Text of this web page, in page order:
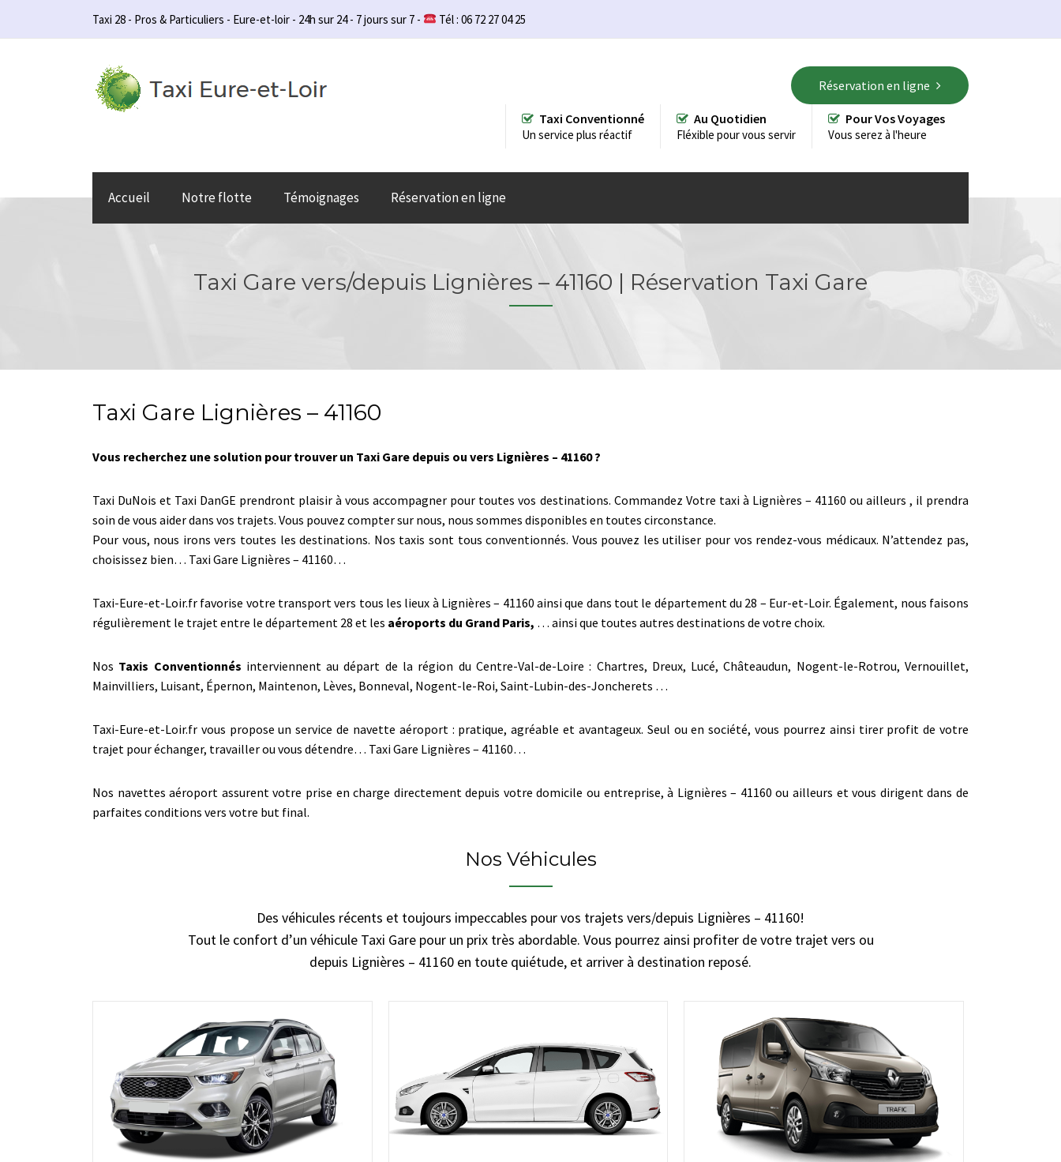
Taxi 28 - Pros & Particuliers - Eure-et-loir - 24h sur 24 - 7 jours sur 7 - Tél : 06 72 27 04 25
Réservation en ligne
Taxi Conventionné
Un service plus réactif
Au Quotidien
Fléxible pour vous servir
Pour Vos Voyages
Vous serez à l'heure
Accueil Notre flotte Témoignages Réservation en ligne
Taxi Gare vers/depuis Lignières – 41160 | Réservation Taxi Gare
Taxi Gare Lignières – 41160
Vous recherchez une solution pour trouver un Taxi Gare depuis ou vers Lignières – 41160 ?
Taxi DuNois et Taxi DanGE prendront plaisir à vous accompagner pour toutes vos destinations. Commandez Votre taxi à Lignières – 41160 ou ailleurs , il prendra
soin de vous aider dans vos trajets. Vous pouvez compter sur nous, nous sommes disponibles en toutes circonstance.
Pour vous, nous irons vers toutes les destinations. Nos taxis sont tous conventionnés. Vous pouvez les utiliser pour vos rendez-vous médicaux. N’attendez pas,
choisissez bien… Taxi Gare Lignières – 41160…
Taxi-Eure-et-Loir.fr favorise votre transport vers tous les lieux à Lignières – 41160 ainsi que dans tout le département du 28 – Eur-et-Loir. Également, nous faisons
régulièrement le trajet entre le département 28 et les aéroports du Grand Paris, … ainsi que toutes autres destinations de votre choix.
Nos Taxis Conventionnés interviennent au départ de la région du Centre-Val-de-Loire : Chartres, Dreux, Lucé, Châteaudun, Nogent-le-Rotrou, Vernouillet,
Mainvilliers, Luisant, Épernon, Maintenon, Lèves, Bonneval, Nogent-le-Roi, Saint-Lubin-des-Joncherets …
Taxi-Eure-et-Loir.fr vous propose un service de navette aéroport : pratique, agréable et avantageux. Seul ou en société, vous pourrez ainsi tirer profit de votre
trajet pour échanger, travailler ou vous détendre… Taxi Gare Lignières – 41160…
Nos navettes aéroport assurent votre prise en charge directement depuis votre domicile ou entreprise, à Lignières – 41160 ou ailleurs et vous dirigent dans de
parfaites conditions vers votre but final.
Nos Véhicules
Des véhicules récents et toujours impeccables pour vos trajets vers/depuis Lignières – 41160!
Tout le confort d’un véhicule Taxi Gare pour un prix très abordable. Vous pourrez ainsi profiter de votre trajet vers ou
depuis Lignières – 41160 en toute quiétude, et arriver à destination reposé.